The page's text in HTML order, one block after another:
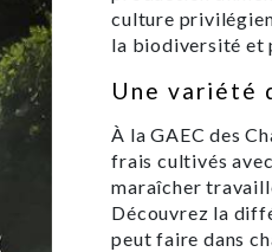
culture
la biodiversité et
Une variété
À la GAEC des
frais cultivés
maraîcher
Découvrez la
peut faire dans